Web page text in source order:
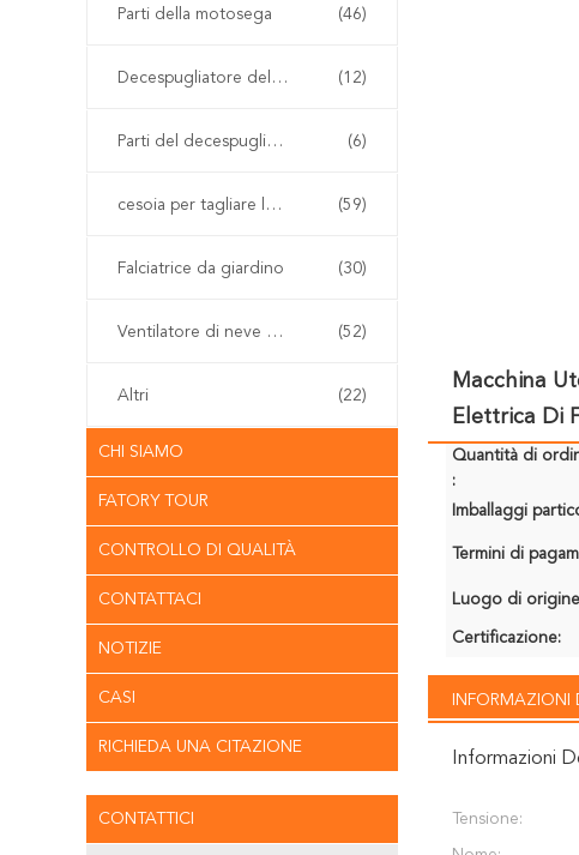
Parti della motosega (46)
Decespugliatore della benzina (12)
Parti del decespugliatore (6)
cesoia per tagliare le siepi senza cordone (59)
Falciatrice da giardino (30)
Ventilatore di neve e della foglia (52)
Altri (22)
CHI SIAMO
FATORY TOUR
CONTROLLO DI QUALITÀ
CONTATTACI
NOTIZIE
CASI
RICHIEDA UNA CITAZIONE
CONTATTICI
Macchina
Elettrica Di
Quantità di
:
Imballaggi
Termini di
Luogo di
Certificazione:
INFORMAZIONI
Informazioni
Tensione: